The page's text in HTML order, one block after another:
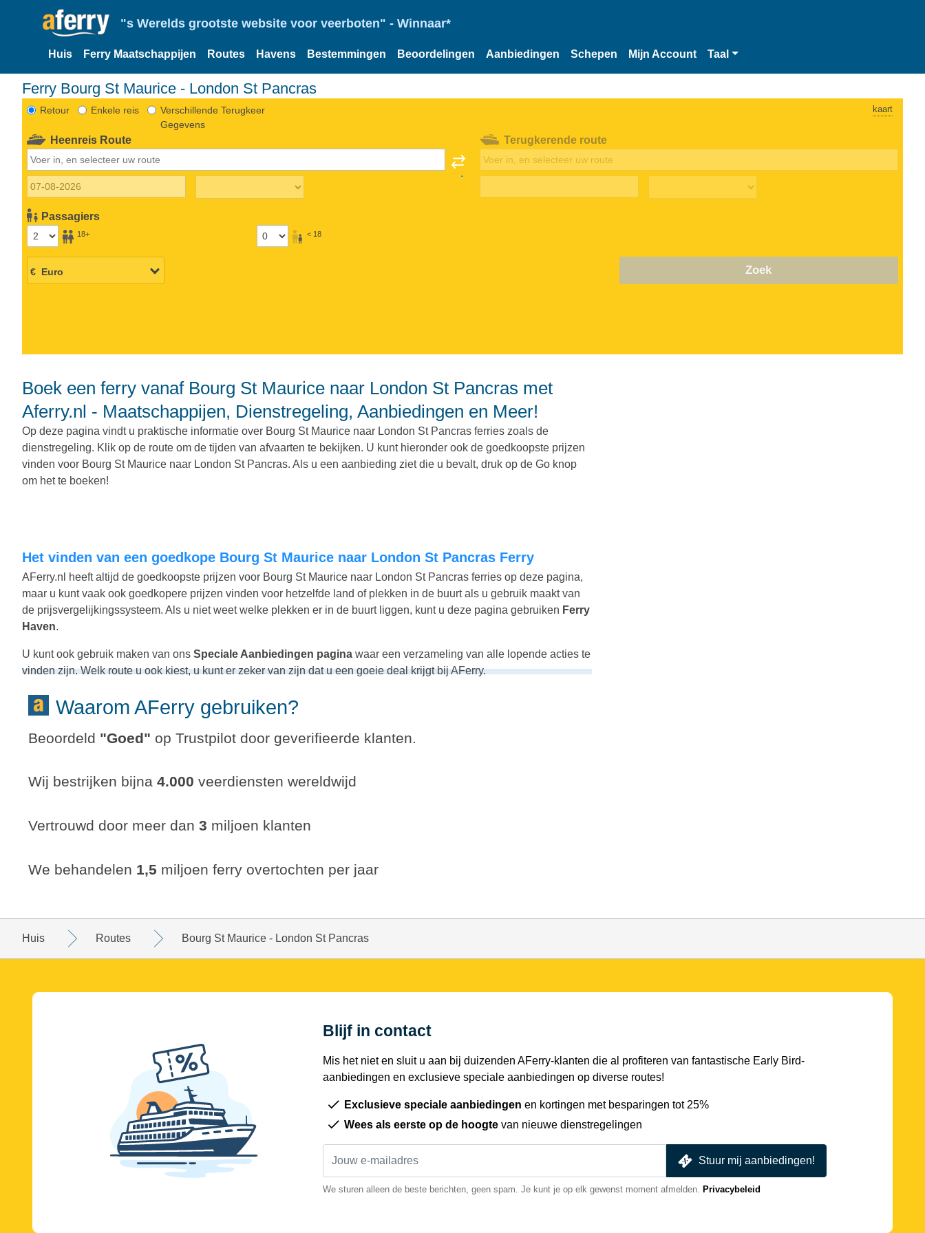
"s Werelds grootste website voor veerboten" - Winnaar*
Huis Ferry Maatschappijen Routes Havens Bestemmingen Beoordelingen Aanbiedingen Schepen Mijn Account Taal
Ferry Bourg St Maurice - London St Pancras
Retour Enkele reis
Verschillende Terugkeer
Gegevens
kaart
Heenreis Route
Passagiers
18+ < 18
Terugkerende route
Zoek
Boek een ferry vanaf Bourg St Maurice naar London St Pancras met
Aferry.nl - Maatschappijen, Dienstregeling, Aanbiedingen en Meer!
Op deze pagina vindt u praktische informatie over Bourg St Maurice naar London St Pancras ferries zoals de
dienstregeling. Klik op de route om de tijden van afvaarten te bekijken. U kunt hieronder ook de goedkoopste prijzen
vinden voor Bourg St Maurice naar London St Pancras. Als u een aanbieding ziet die u bevalt, druk op de Go knop
om het te boeken!
Het vinden van een goedkope Bourg St Maurice naar London St Pancras Ferry
AFerry.nl heeft altijd de goedkoopste prijzen voor Bourg St Maurice naar London St Pancras ferries op deze pagina,
maar u kunt vaak ook goedkopere prijzen vinden voor hetzelfde land of plekken in de buurt als u gebruik maakt van
de prijsvergelijkingssysteem. Als u niet weet welke plekken er in de buurt liggen, kunt u deze pagina gebruiken Ferry
Haven.
U kunt ook gebruik maken van ons Speciale Aanbiedingen pagina waar een verzameling van alle lopende acties te
vinden zijn. Welk route u ook kiest, u kunt er zeker van zijn dat u een goeie deal krijgt bij AFerry.
Waarom AFerry gebruiken?
Beoordeld "Goed" op Trustpilot door geverifieerde klanten.
Wij bestrijken bijna 4.000 veerdiensten wereldwijd
Vertrouwd door meer dan 3 miljoen klanten
We behandelen 1,5 miljoen ferry overtochten per jaar
Huis Routes Bourg St Maurice - London St Pancras
Blijf in contact
Mis het niet en sluit u aan bij duizenden AFerry-klanten die al profiteren van fantastische Early Bird-
aanbiedingen en exclusieve speciale aanbiedingen op diverse routes!
Exclusieve speciale aanbiedingen en kortingen met besparingen tot 25%
Wees als eerste op de hoogte van nieuwe dienstregelingen
Stuur mij aanbiedingen!
We sturen alleen de beste berichten, geen spam. Je kunt je op elk gewenst moment afmelden. Privacybeleid